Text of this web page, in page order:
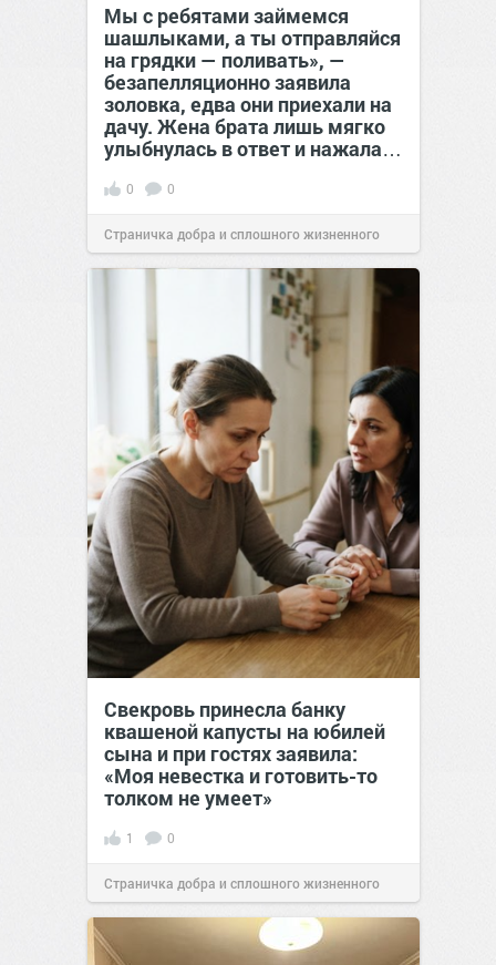
Мы с ребятами займемся
шашлыками, а ты отправляйся
на грядки — поливать», —
безапелляционно заявила
золовка, едва они приехали на
дачу. Жена брата лишь мягко
улыбнулась в ответ и нажала…
0 0
Страничка добра и сплошного жизненного
позитива! 00:2907 авг 2026
Свекровь принесла банку
квашеной капусты на юбилей
сына и при гостях заявила:
«Моя невестка и готовить-то
толком не умеет»
1 0
Страничка добра и сплошного жизненного
позитива!00:2807 авг 2026